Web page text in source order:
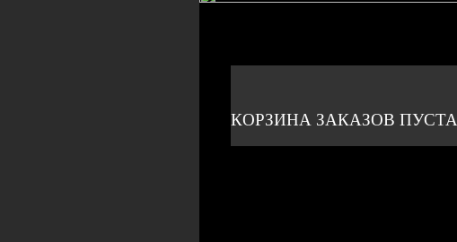
КОРЗИНА ЗАКАЗОВ ПУСТА